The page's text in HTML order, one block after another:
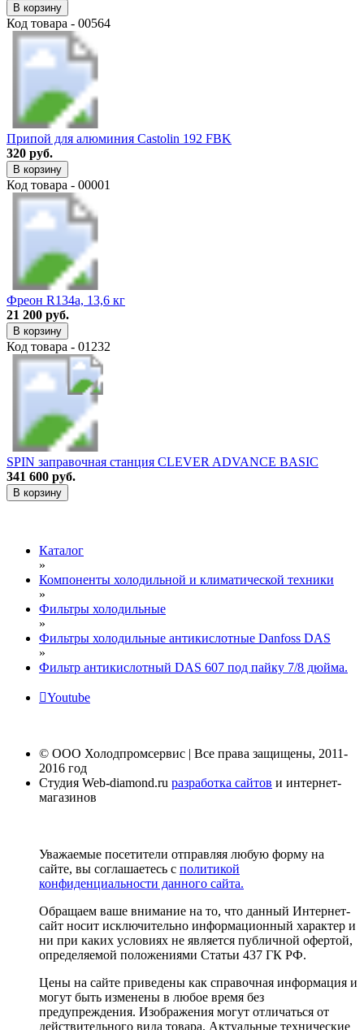
В корзину
Код товара - 00564
Припой для алюминия Castolin 192 FBK
320 руб.
В корзину
Код товара - 00001
Фреон R134a, 13,6 кг
21 200 руб.
В корзину
Код товара - 01232
SPIN заправочная станция CLEVER ADVANCE BASIC
341 600 руб.
В корзину
Каталог
»
Компоненты холодильной и климатической техники
»
Фильтры холодильные
»
Фильтры холодильные антикислотные Danfoss DAS
»
Фильтр антикислотный DAS 607 под пайку 7/8 дюйма.
Youtube
© ООО Холодпромсервис | Все права защищены, 2011-
2016 год
Студия Web-diamond.ru разработка сайтов и интернет-
магазинов
Уважаемые посетители отправляя любую форму на
сайте, вы соглашаетесь с политикой
конфиденциальности данного сайта.
Обращаем ваше внимание на то, что данный Интернет-
сайт носит исключительно информационный характер и
ни при каких условиях не является публичной офертой,
определяемой положениями Статьи 437 ГК РФ.
Цены на сайте приведены как справочная информация и
могут быть изменены в любое время без
предупреждения. Изображения могут отличаться от
действительного вида товара. Актуальные технические